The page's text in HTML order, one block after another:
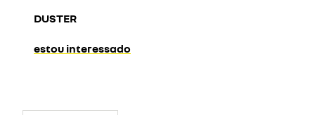
DUSTER
estou interessado